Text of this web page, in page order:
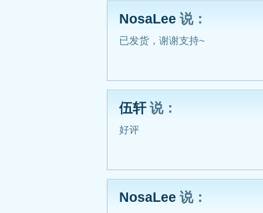
NosaLee 说：
已发货，谢谢支持~
伍轩说：
好评
NosaLee 说：